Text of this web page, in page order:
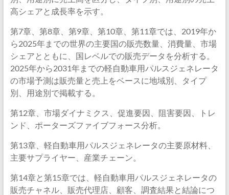
高シェアと成長率を示す。
第7章、第8章、第9章、第10章、第11章では、2019年か
ら2025年までの世界の主要国の販売数量、消費量、市場
シェアとともに、国レベルでの販売データを分析する。
2025年から2031年までの軽自動車用パルスジェネレータ
の市場予測は販売量と売上をベースに地域別、タイプ
別、用途別で掲載する。
第12章、市場ダイナミクス、促進要因、阻害要因、トレ
ンド、ポーターズファイブフォース分析。
第13章、軽自動車用パルスジェネレータの主要原材料、
主要サプライヤー、産業チェーン。
第14章と第15章では、軽自動車用パルスジェネレータの
販売チャネル、販売代理店、顧客、調査結果と結論につ